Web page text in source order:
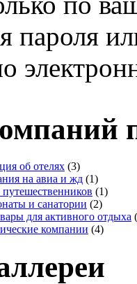
пароля
об отелях (3)
на авиа и жд (1)
(1)
и санатории (2)
для активного отдыха
компании (4)